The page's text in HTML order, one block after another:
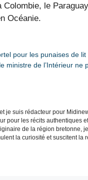
le
Océanie.
pour les punaises de lit
ministre de l’Intérieur ne
je suis rédacteur pour
pour les récits authentiques
de la région bretonne,
la curiosité et suscitent la